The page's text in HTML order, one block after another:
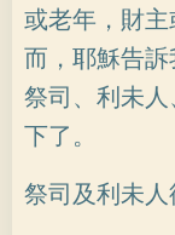
或老年，財
而，耶穌告
祭司、利未
下了。
祭司及利未